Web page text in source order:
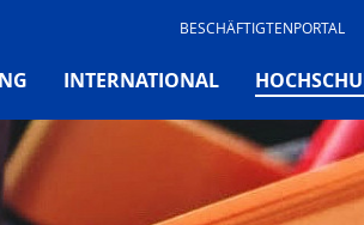
BESCHÄFTIGTENPORTAL
INTERNATIONAL